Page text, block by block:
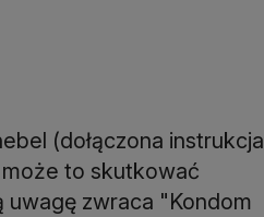
(dołączona instrukcja
to skutkować
uwagę zwraca "Kondom